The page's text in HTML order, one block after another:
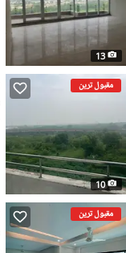
13
مقبول ترین
10
مقبول ترین